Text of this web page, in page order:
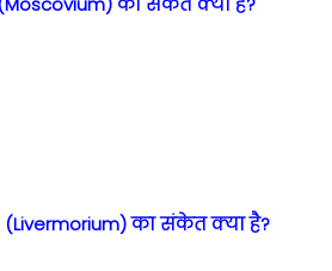
(Livermorium) का संकेत क्या है?